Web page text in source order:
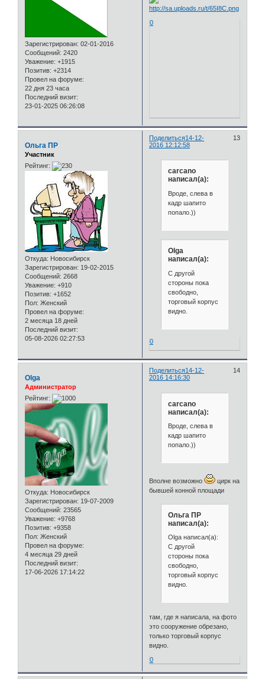
Зарегистрирован: 02-01-2016
Сообщений: 2420
Уважение: +1915
Позитив: +2314
Провел на форуме:
22 дня 23 часа
Последний визит:
23-01-2025 06:26:08
0
Поделиться 13
14-12-
2016 12:12:58
Ольга ПР
Участник
Рейтинг:
Откуда: Новосибирск
Зарегистрирован: 19-02-2015
Сообщений: 2668
Уважение: +910
Позитив: +1652
Пол: Женский
Провел на форуме:
2 месяца 18 дней
Последний визит:
05-08-2026 02:27:53
carcano
написал(а):
Вроде, слева в
кадр шапито
попало.))
Olga
написал(а):
С другой
стороны пока
свободно,
торговый корпус
видно.
0
Поделиться 14
14-12-
2016 14:16:30
Olga
Администратор
Рейтинг:
Откуда: Новосибирск
Зарегистрирован: 19-07-2009
Сообщений: 23565
Уважение: +9768
Позитив: +9358
Пол: Женский
Провел на форуме:
4 месяца 29 дней
Последний визит:
17-06-2026 17:14:22
carcano
написал(а):
Вроде, слева в
кадр шапито
попало.))
Вполне возможно
цирк на
бывшей конной площади
Ольга ПР
написал(а):
Olga написал(а):
С другой
стороны пока
свободно,
торговый корпус
видно.
там, где я написала, на фото
это сооружение обрезано,
только торговый корпус
видно.
0